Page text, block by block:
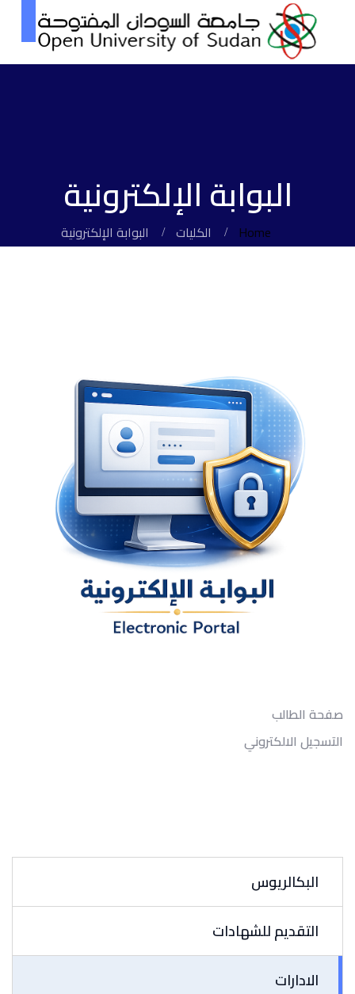
البوابة الإلكترونية
Home الكليات البوابة الإلكترونية
صفحة الطالب
التسجيل الالكتروني
البكالريوس
التقديم للشهادات
الادارات